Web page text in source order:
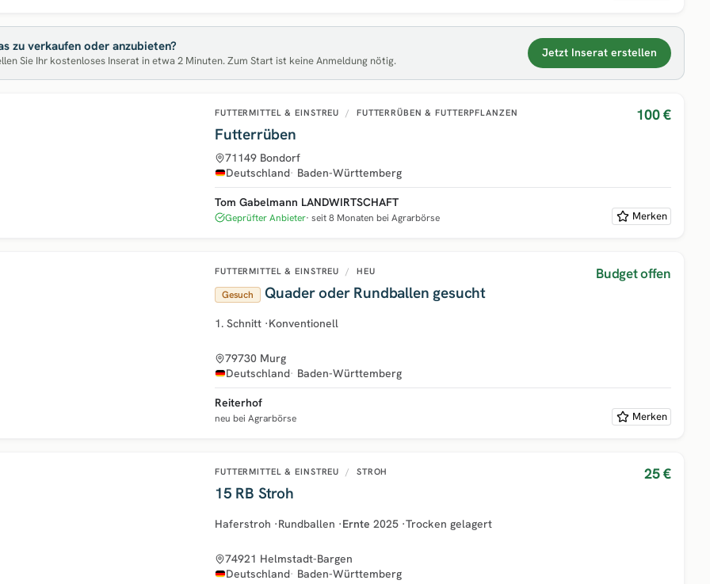
zu verkaufen oder anzubieten?
Sie Ihr kostenloses Inserat in etwa 2 Minuten. Zum Start ist keine Anmeldung nötig.
Jetzt Inserat erstellen
FUTTERMITTEL & EINSTREU / FUTTERRÜBEN & FUTTERPFLANZEN
Futterrüben
100 €
71149 Bondorf
Deutschland Baden-Württemberg
Tom Gabelmann LANDWIRTSCHAFT
Geprüfter Anbieter seit 8 Monaten bei Agrarbörse Merken
FUTTERMITTEL & EINSTREU / HEU
Gesuch Quader oder Rundballen gesucht
Budget offen
1. Schnitt ·Konventionell
79730 Murg
Deutschland Baden-Württemberg
Reiterhof
neu bei Agrarbörse Merken
FUTTERMITTEL & EINSTREU / STROH
15 RB Stroh
25 €
Haferstroh ·Rundballen ·Ernte 2025 ·Trocken gelagert
74921 Helmstadt-Bargen
Deutschland Baden-Württemberg